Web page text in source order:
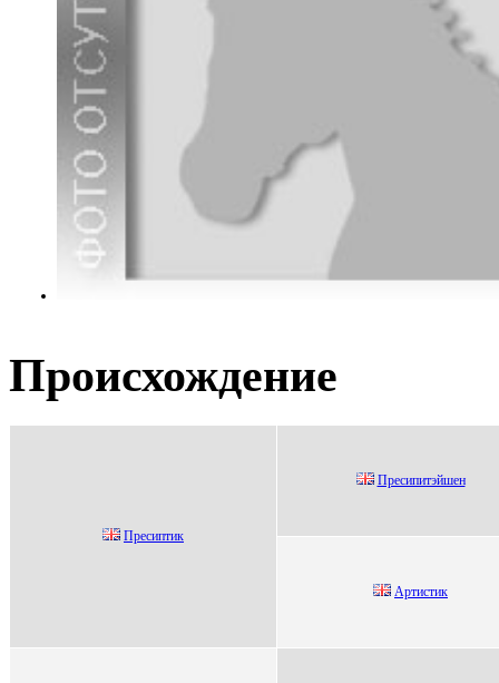
Происхождение
Пpеcиптик
Пресипитэйшен
Аpтиcтик